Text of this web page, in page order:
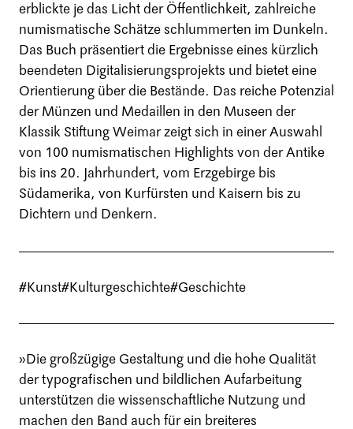
erblickte je das Licht der Öffentlichkeit, zahlreiche
numismatische Schätze schlummerten im Dunkeln.
Das Buch präsentiert die Ergebnisse eines kürzlich
beendeten Digitalisierungsprojekts und bietet eine
Orientierung über die Bestände. Das reiche Potenzial
der Münzen und Medaillen in den Museen der
Klassik Stiftung Weimar zeigt sich in einer Auswahl
von 100 numismatischen Highlights von der Antike
bis ins 20. Jahrhundert, vom Erzgebirge bis
Südamerika, von Kurfürsten und Kaisern bis zu
Dichtern und Denkern.
#Kunst#Kulturgeschichte#Geschichte
»Die großzügige Gestaltung und die hohe Qualität
der typografischen und bildlichen Aufarbeitung
unterstützen die wissenschaftliche Nutzung und
machen den Band auch für ein breiteres